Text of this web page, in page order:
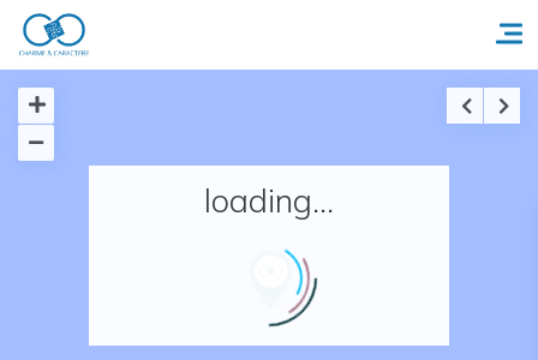
Accueil
Nos adresses en France
loading...